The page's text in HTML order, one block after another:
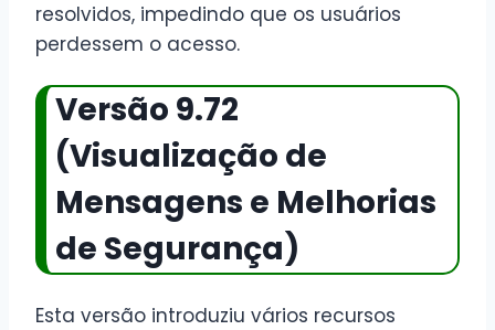
resolvidos, impedindo que os usuários
perdessem o acesso.
Versão 9.72
(Visualização de
Mensagens e Melhorias
de Segurança)
Esta versão introduziu vários recursos